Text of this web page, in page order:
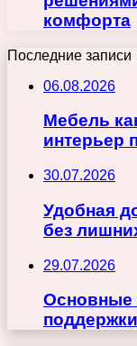
комфорта
Последние записи
06.08.2026
Мебель
интерьер
30.07.2026
Удобная
без
29.07.2026
Основные